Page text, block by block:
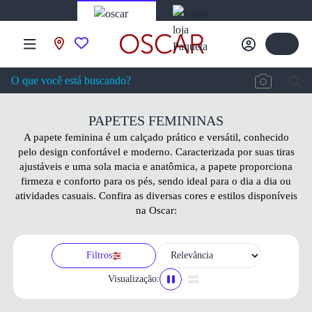
PAPETES FEMININAS
A papete feminina é um calçado prático e versátil, conhecido
pelo design confortável e moderno. Caracterizada por suas tiras
ajustáveis e uma sola macia e anatômica, a papete proporciona
firmeza e conforto para os pés, sendo ideal para o dia a dia ou
atividades casuais. Confira as diversas cores e estilos disponíveis
na Oscar:
Filtros
Visualização: